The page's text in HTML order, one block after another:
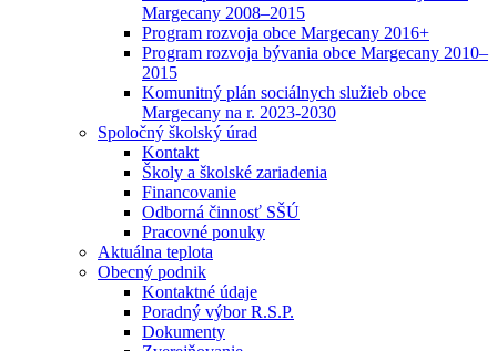
Margecany 2008–2015
Program rozvoja obce Margecany 2016+
Program rozvoja bývania obce Margecany 2010–
2015
Komunitný plán sociálnych služieb obce
Margecany na r. 2023-2030
Spoločný školský úrad
Kontakt
Školy a školské zariadenia
Financovanie
Odborná činnosť SŠÚ
Pracovné ponuky
Aktuálna teplota
Obecný podnik
Kontaktné údaje
Poradný výbor R.S.P.
Dokumenty